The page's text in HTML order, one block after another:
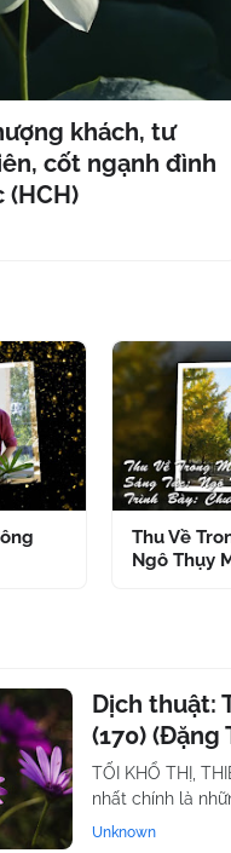
khách, tư
cốt ngạnh đình
Thu Về
Ngô Thụy
Dịch thuật:
(170) (Đặng
TỐI KHỔ THỊ,
nhất chính là
Unknown